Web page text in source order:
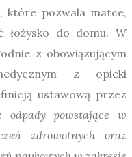
które pozwala matce,
łożysko do domu. W
z obowiązującym
z opieki
ustawową przez
odpady powstające w
zdrowotnych oraz